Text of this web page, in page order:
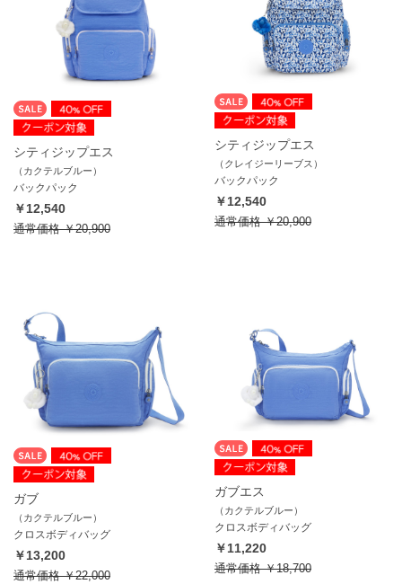
シティジップエス
（カクテルブルー）
バックパック
￥12,540
通常価格￥20,900
シティジップエス
（クレイジーリーブス）
バックパック
￥12,540
通常価格￥20,900
ガブ
（カクテルブルー）
クロスボディバッグ
￥13,200
通常価格￥22,000
ガブエス
（カクテルブルー）
クロスボディバッグ
￥11,220
通常価格￥18,700